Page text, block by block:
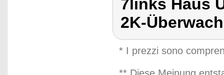
7links Haus
2K-
* I prezzi sono